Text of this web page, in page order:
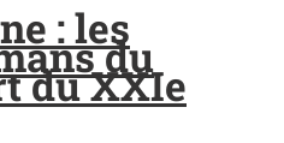
: les
du
du XXIe